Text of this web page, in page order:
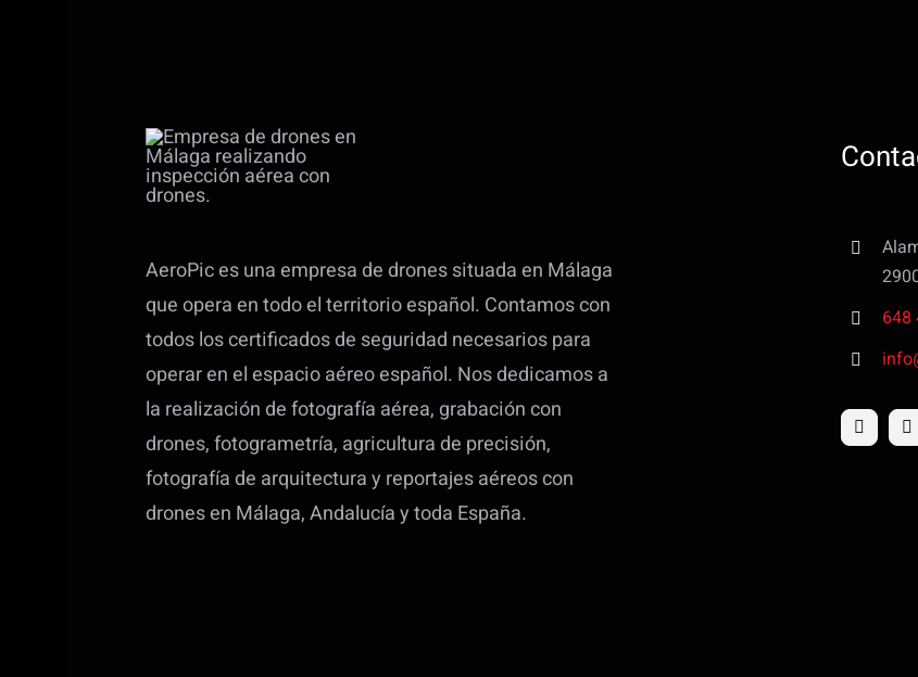
AeroPic es una empresa de drones situada en Málaga
que opera en todo el territorio español. Contamos con
todos los certificados de seguridad necesarios para
operar en el espacio aéreo español. Nos dedicamos a
la realización de fotografía aérea, grabación con
drones, fotogrametría, agricultura de precisión,
fotografía de arquitectura y reportajes aéreos con
drones en Málaga, Andalucía y toda España.
648